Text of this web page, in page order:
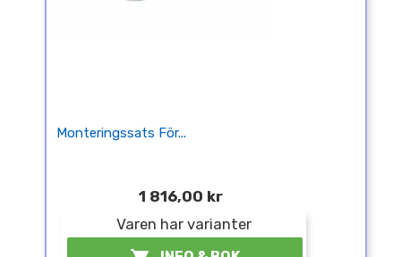
Monteringssats För...
1 816,00 kr
Varen har varianter